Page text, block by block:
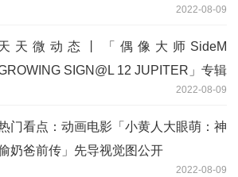
2022-08-09
天微动态丨「偶像大师SideM
SIGN@L 12 JUPITER」专辑
2022-08-09
门看点：动画电影「小黄人大眼萌：神
奶爸前传」先导视觉图公开
2022-08-09